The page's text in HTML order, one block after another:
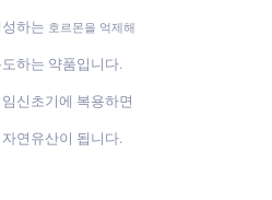
하는 호르몬을 억제해
하는 약품입니다.
신초기에 복용하면
연유산이 됩니다.